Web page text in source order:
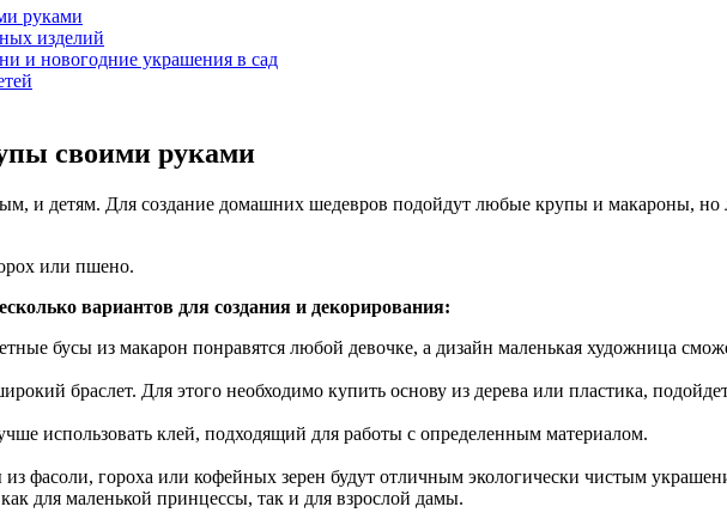
руками
изделий
и новогодние украшения в сад
своими руками
и детям. Для создание домашних шедевров подойдут любые крупы и макароны,
или пшено.
вариантов для создания и декорирования:
бусы из макарон понравятся любой девочке, а дизайн маленькая художница
браслет. Для этого необходимо купить основу из дерева или пластика,
использовать клей, подходящий для работы с определенным материалом.
фасоли, гороха или кофейных зерен будут отличным экологически чистым
для маленькой принцессы, так и для взрослой дамы.